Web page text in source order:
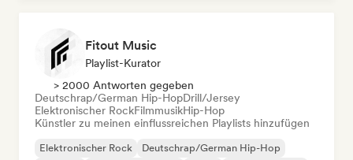
Fitout Music
Playlist-Kurator
> 2000 Antworten gegeben
Deutschrap/German Hip-HopDrill/Jersey
Elektronischer RockFilmmusikHip-Hop
Künstler zu meinen einflussreichen Playlists hinzufügen
Elektronischer Rock
Deutschrap/German Hip-Hop